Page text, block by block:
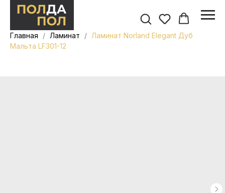
Главная Ламинат
Ламинат Norland Elegant Дуб
Мальта LF301-12